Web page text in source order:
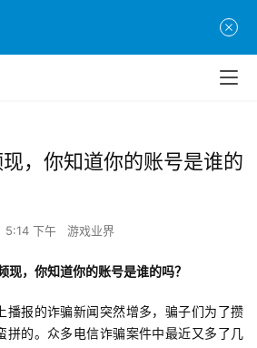
，你知道你的账号是谁的
5:14 下午 游戏业界
现，你知道你的账号是谁的吗？
播报的诈骗新闻突然增多，骗子们为了攒
拼的。众多电信诈骗案件中最近又多了几